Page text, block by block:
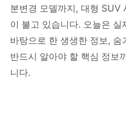
분변경 모델까지, 대형 SUV
이 불고 있습니다. 오늘은 실
바탕으로 한 생생한 정보, 숨
반드시 알아야 할 핵심 정보
니다.